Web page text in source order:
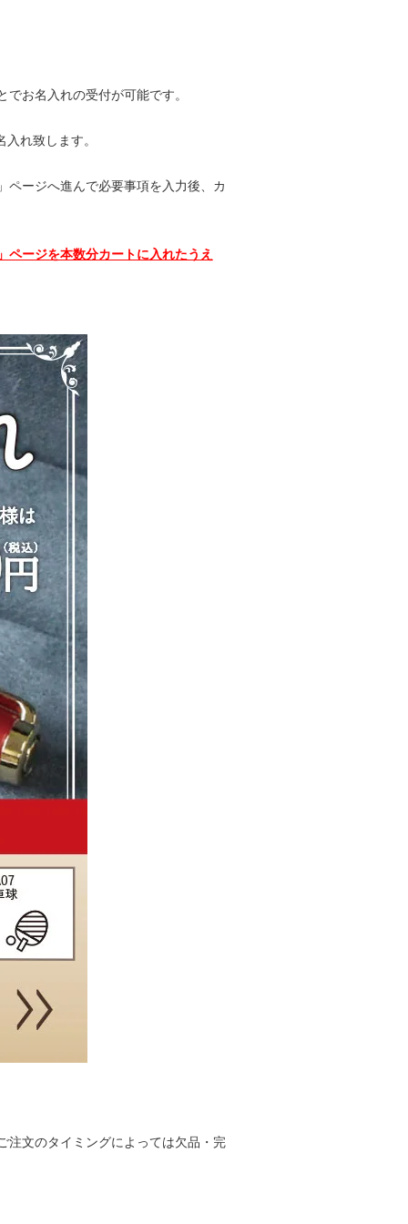
お名入れの受付が可能です。
れ致します。
ページへ進んで必要事項を入力後、カ
ページを本数分カートに入れたうえ
注文のタイミングによっては欠品・完